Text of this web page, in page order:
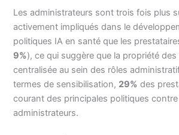
Les administrateurs sont trois fois plus
activement impliqués dans le
politiques IA en santé que les
9%), ce qui suggère que la propriété
centralisée au sein des rôles
termes de sensibilisation, 29% des
courant des principales politiques
administrateurs.